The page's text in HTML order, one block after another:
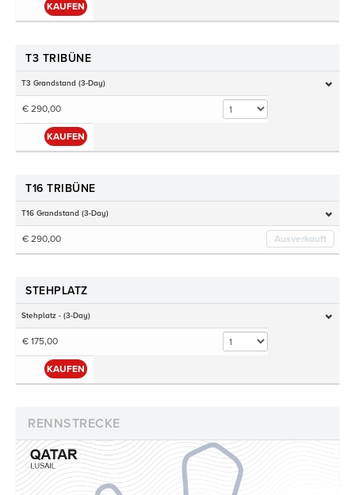
KAUFEN
T3 TRIBÜNE
T3 Grandstand (3-Day)
€ 290,00
KAUFEN
T16 TRIBÜNE
T16 Grandstand (3-Day)
€ 290,00 Ausverkauft
STEHPLATZ
Stehplatz - (3-Day)
€ 175,00
KAUFEN
RENNSTRECKE